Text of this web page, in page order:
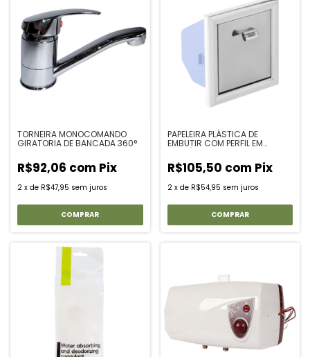
TORNEIRA MONOCOMANDO
GIRATORIA DE BANCADA 360°
R$92,06 com Pix
2 x de R$47,95 sem juros
PAPELEIRA PLÁSTICA DE
EMBUTIR COM PERFIL EM
R$105,50 com Pix
2 x de R$54,95 sem juros